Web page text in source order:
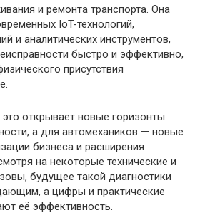
и ремонта транспорта. Она
IoT-технологий,
и аналитических инструментов,
быстро и эффективно,
присутствия
открывает новые горизонты
а для автомехаников — новые
бизнеса и расширения
на некоторые технические и
будущее такой диагностики
а цифры и практические
её эффективность.